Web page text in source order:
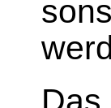
Das